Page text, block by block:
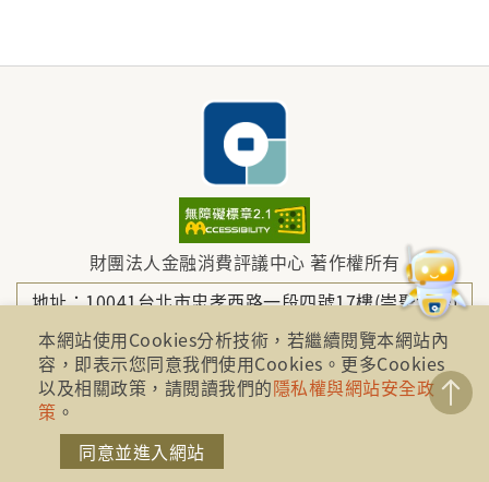
財團法人金融消費評議中心 著作權所有
地址：10041台北市忠孝西路一段四號17樓(崇聖大樓)
電話：886-2-2316-1288
金融服務專線：1998
本網站使用Cookies分析技術，若繼續閱覽本網站內
容，即表示您同意我們使用Cookies。更多Cookies
以及相關政策，請閱讀我們的隱私權與網站安全政
策 。
同意並進入網站